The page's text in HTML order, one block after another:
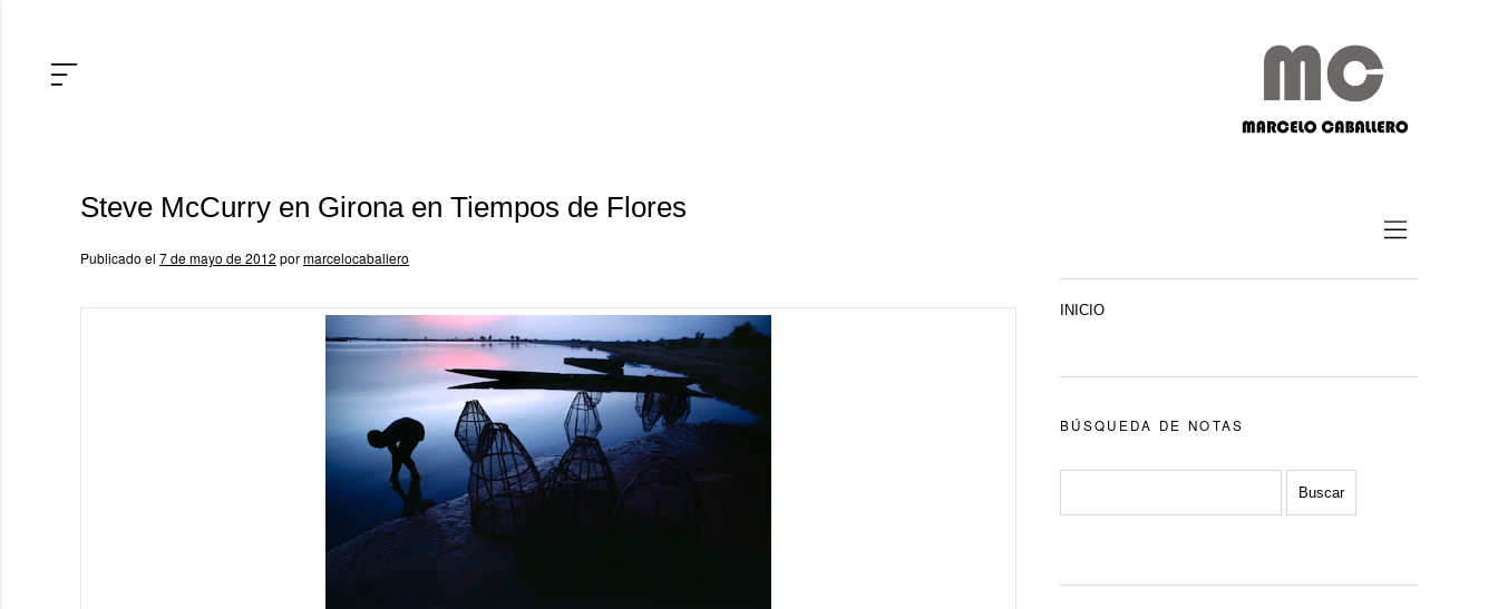
Steve McCurry en Girona en Tiempos de Flores
Publicado el 7 de mayo de 2012 pormarcelocaballero
INICIO
BÚSQUEDA DE NOTAS